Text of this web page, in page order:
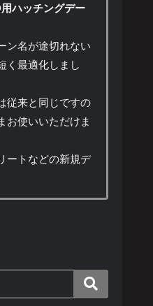
ハッチングデー
ン名が途切れない
く最適化しまし
従来と同じですの
お使いいただけま
ートなどの新規デ